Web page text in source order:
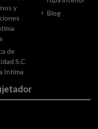
y
de
S.C
Intima
Blog